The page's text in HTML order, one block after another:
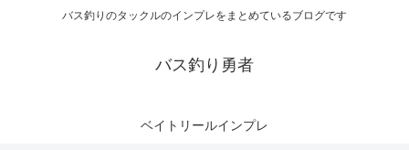
バス釣りのタックルのインプレをまとめているブログです
バス釣り勇者
ベイトリールインプレ